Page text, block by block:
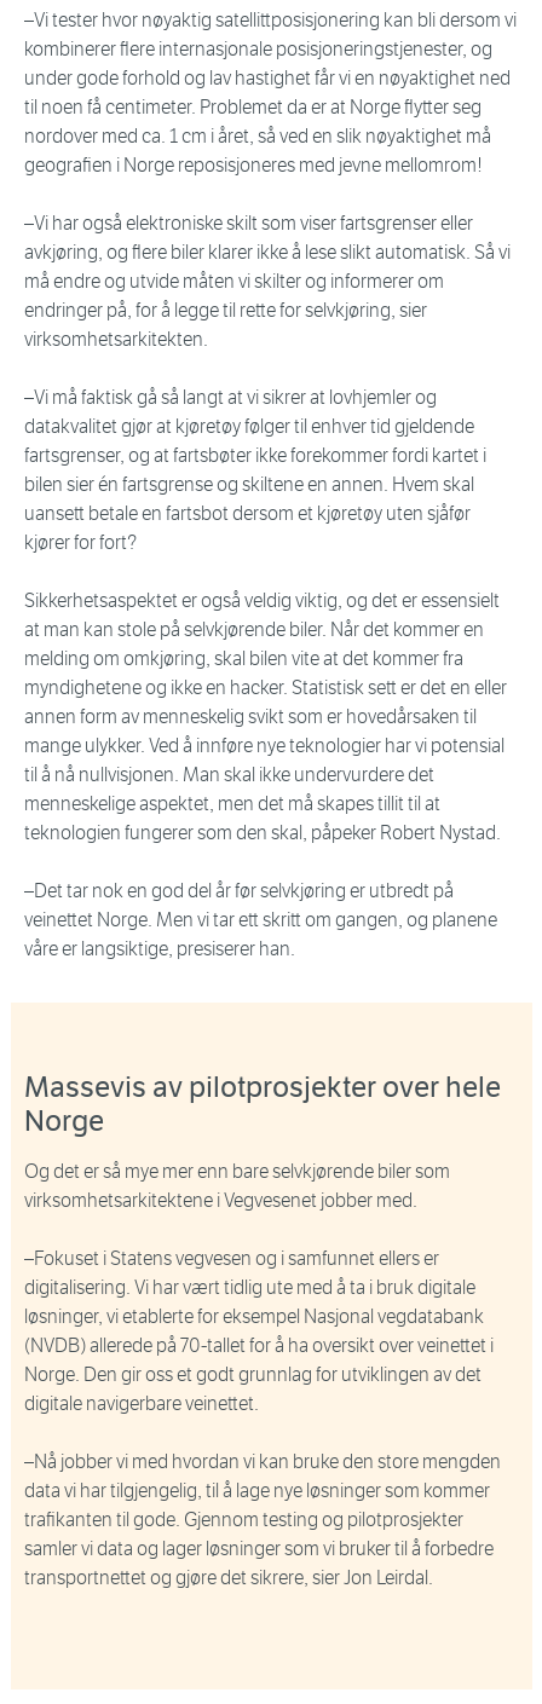
–Vi tester hvor nøyaktig satellittposisjonering kan bli dersom vi
kombinerer flere internasjonale posisjoneringstjenester, og
under gode forhold og lav hastighet får vi en nøyaktighet ned
til noen få centimeter. Problemet da er at Norge flytter seg
nordover med ca. 1 cm i året, så ved en slik nøyaktighet må
geografien i Norge reposisjoneres med jevne mellomrom!
–Vi har også elektroniske skilt som viser fartsgrenser eller
avkjøring, og flere biler klarer ikke å lese slikt automatisk. Så vi
må endre og utvide måten vi skilter og informerer om
endringer på, for å legge til rette for selvkjøring, sier
virksomhetsarkitekten.
–Vi må faktisk gå så langt at vi sikrer at lovhjemler og
datakvalitet gjør at kjøretøy følger til enhver tid gjeldende
fartsgrenser, og at fartsbøter ikke forekommer fordi kartet i
bilen sier én fartsgrense og skiltene en annen. Hvem skal
uansett betale en fartsbot dersom et kjøretøy uten sjåfør
kjører for fort?
Sikkerhetsaspektet er også veldig viktig, og det er essensielt
at man kan stole på selvkjørende biler. Når det kommer en
melding om omkjøring, skal bilen vite at det kommer fra
myndighetene og ikke en hacker. Statistisk sett er det en eller
annen form av menneskelig svikt som er hovedårsaken til
mange ulykker. Ved å innføre nye teknologier har vi potensial
til å nå nullvisjonen. Man skal ikke undervurdere det
menneskelige aspektet, men det må skapes tillit til at
teknologien fungerer som den skal, påpeker Robert Nystad.
–Det tar nok en god del år før selvkjøring er utbredt på
veinettet Norge. Men vi tar ett skritt om gangen, og planene
våre er langsiktige, presiserer han.
Massevis av pilotprosjekter over hele
Norge
Og det er så mye mer enn bare selvkjørende biler som
virksomhetsarkitektene i Vegvesenet jobber med.
–Fokuset i Statens vegvesen og i samfunnet ellers er
digitalisering. Vi har vært tidlig ute med å ta i bruk digitale
løsninger, vi etablerte for eksempel Nasjonal vegdatabank
(NVDB) allerede på 70-tallet for å ha oversikt over veinettet i
Norge. Den gir oss et godt grunnlag for utviklingen av det
digitale navigerbare veinettet.
–Nå jobber vi med hvordan vi kan bruke den store mengden
data vi har tilgjengelig, til å lage nye løsninger som kommer
trafikanten til gode. Gjennom testing og pilotprosjekter
samler vi data og lager løsninger som vi bruker til å forbedre
transportnettet og gjøre det sikrere, sier Jon Leirdal.